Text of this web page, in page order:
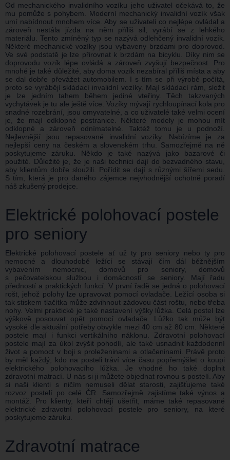
Od mechanického invalidního vozíku jeho uživatel očekává to, že
mu pomůže s pohybem. Moderní mechanický invalidní vozík však
umí nabídnout mnohem více. Aby se uživateli co nejlépe ovládal a
zároveň nestála jízda na něm příliš sil, vyrábí se z lehkého
materiálu. Tento zmíněný typ se nazývá odlehčený invalidní vozík.
Některé mechanické vozíky jsou vybaveny brzdami pro doprovod.
Ve své podstatě je lze přirovnat k brzdám na bicyklu. Díky nim se
doprovodu vozík lépe ovládá a zároveň zvyšují bezpečnost. Pro
mnohé je také důležité, aby doma vozík nezabíral příliš místa a aby
se dal dobře převážet automobilem. I s tím se při výrobě počítá,
proto se vyrábějí skládací invalidní vozíky. Mají skládací rám, složit
je lze jedním tahem během jediné vteřiny. Těch takzvaných
vychytávek je tu ale ještě více. Vozíky mývají rychloupínací kola pro
snadné rozebrání, jsou omyvatelné, a co uživatelé také velmi ocení
je, že mají odklopné postranice. Některé modely je mohou mít
odklopné a zároveň odnímatelné. Taktéž tomu je u podnoží.
Nejlevnější jsou repasované invalidní vozíky. Nabízíme je za
nejlepší ceny na českém a slovenském trhu. Samozřejmě na ně
poskytujeme záruku. Někdo je také nazývá jako bazarové či
použité. Důležité je, že je naši technici dají do bezvadného stavu,
aby klientům dobře sloužili. Pořídit se dají s různými šířemi sedu.
S tím, která je pro daného zájemce nejvhodnější ochotně poradí
náš zkušený prodejce.
Elektrické polohovací postele
pro seniory
Elektrické polohovací postele ať už ty pro seniory nebo ty pro
nemocné a dlouhodobě ležící se stávají čím dál běžnějším
vybavením nemocnic, domovů pro seniory, domovů
s pečovatelskou službou i domácností se seniory. Mají řadu
předností a praktických funkcí. V první řadě se jedná o polohovací
rošt, jehož polohy lze upravovat pomocí ovladače. Ležící osoba si
tak stiskem tlačítka může zdvihnout zádovou část roštu, nebo třeba
nohy. Velmi praktické je také nastavení výšky lůžka. Celá postel lze
výškově posouvat opět pomocí ovladače. Lůžko tak může být
vysoké dle aktuální potřeby obvykle mezi 40 cm až 80 cm. Některé
postele mají i funkci vertikálního náklonu. Zdravotní polohovací
postele mají za úkol zvýšit pohodlí, ale také usnadnit každodenní
život a pomoct v boji s proleženinami a otlačeninami. Právě proto
by měl každý, kdo na posteli tráví více času popřemýšlet o koupi
elektrického polohovacího lůžka. Je vhodné ho také doplnit
zdravotní matrací. U nás si ji můžete objednat rovnou s postelí. Aby
si naši klienti s ničím nemuseli dělat starosti, zajišťujeme také
rozvoz postelí po celé ČR. Samozřejmě zajistíme také výnos a
montáž. Pro klienty, kteří chtějí ušetřit, máme také repasované
elektrické zdravotní polohovací postele pro seniory, na které
poskytujeme záruku.
Zdravotní matrace